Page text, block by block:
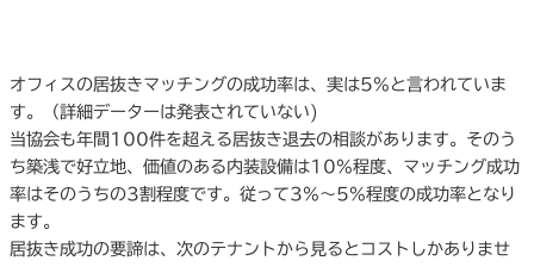
オフィスの居抜きマッチングの成功率は、実は5%と言われていま
す。（詳細データーは発表されていない)
当協会も年間100件を超える居抜き退去の相談があります。そのう
ち築浅で好立地、価値のある内装設備は10%程度、マッチング成功
率はそのうちの3割程度です。従って3%〜5%程度の成功率となり
ます。
居抜き成功の要諦は、次のテナントから見るとコストしかありませ